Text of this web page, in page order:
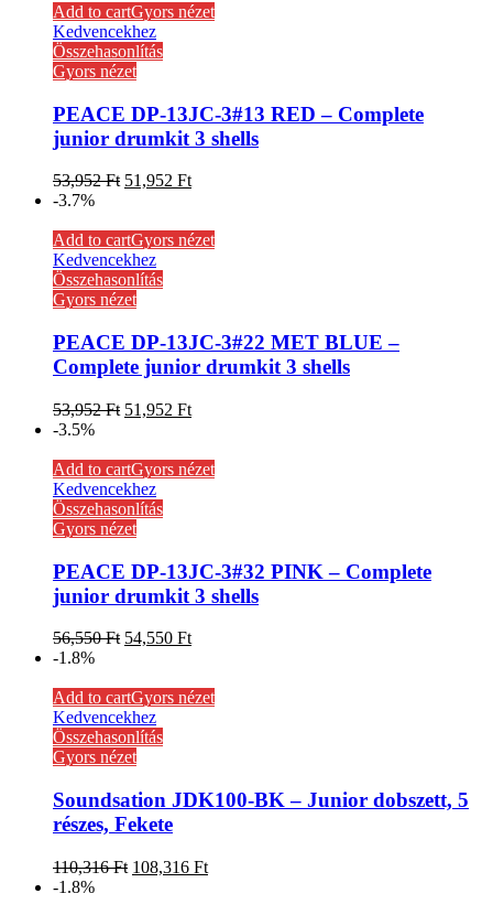
Add to cartGyors nézet
Kedvencekhez
Összehasonlítás
Gyors nézet
PEACE DP-13JC-3#13 RED – Complete
junior drumkit 3 shells
53,952Ft 51,952 Ft
-3.7%
Add to cartGyors nézet
Kedvencekhez
Összehasonlítás
Gyors nézet
PEACE DP-13JC-3#22 MET BLUE –
Complete junior drumkit 3 shells
53,952Ft 51,952 Ft
-3.5%
Add to cartGyors nézet
Kedvencekhez
Összehasonlítás
Gyors nézet
PEACE DP-13JC-3#32 PINK – Complete
junior drumkit 3 shells
56,550Ft 54,550 Ft
-1.8%
Add to cartGyors nézet
Kedvencekhez
Összehasonlítás
Gyors nézet
Soundsation JDK100-BK – Junior dobszett, 5
részes, Fekete
110,316Ft 108,316 Ft
-1.8%